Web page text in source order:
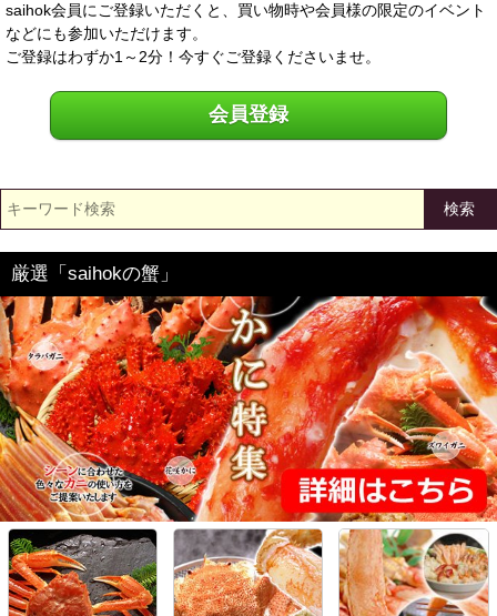
saihok会員にご登録いただくと、買い物時や会員様の限定のイベント
などにも参加いただけます。
ご登録はわずか1～2分！今すぐご登録くださいませ。
会員登録
検索
厳選「saihokの蟹」